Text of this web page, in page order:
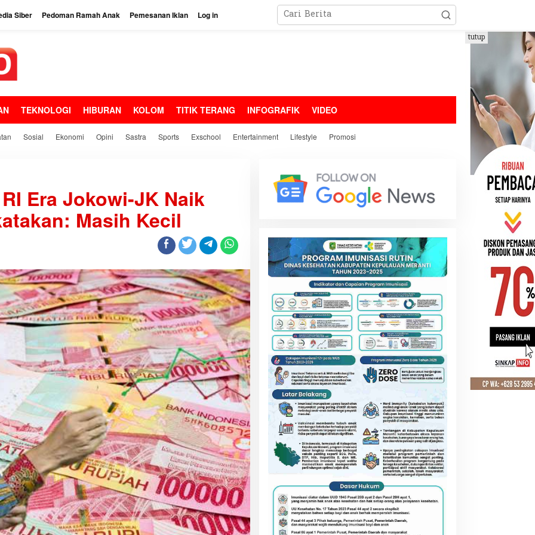
Siber Pedoman Ramah Anak Pemesanan Iklan Log in
TEKNOLOGI HIBURAN KOLOM TITIK TERANG INFOGRAFIK VIDEO
Sosial Ekonomi Opini Sastra Sports Exschool Entertainment Lifestyle Promosi
tutup
Era Jokowi-JK Naik
Masih Kecil